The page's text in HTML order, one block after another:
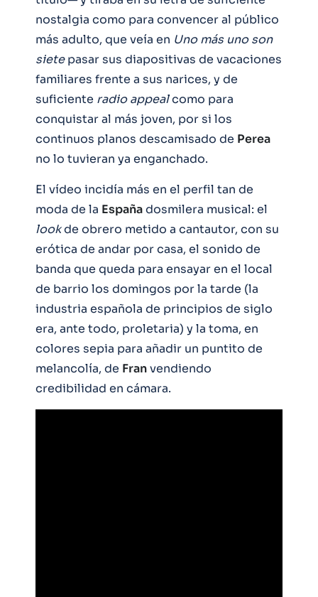
nostalgia como para convencer al público
más adulto, que veía en Uno más uno son
sietepasar sus diapositivas de vacaciones
familiares frente a sus narices, y de
suficiente radio appealcomo para
conquistar al más joven, por si los
continuos planos descamisado de Perea
no lo tuvieran ya enganchado.
El vídeo incidía más en el perfil tan de
moda de la Españadosmilera musical: el
lookde obrero metido a cantautor, con su
erótica de andar por casa, el sonido de
banda que queda para ensayar en el local
de barrio los domingos por la tarde (la
industria española de principios de siglo
era, ante todo, proletaria) y la toma, en
colores sepia para añadir un puntito de
melancolía, de Franvendiendo
credibilidad en cámara.